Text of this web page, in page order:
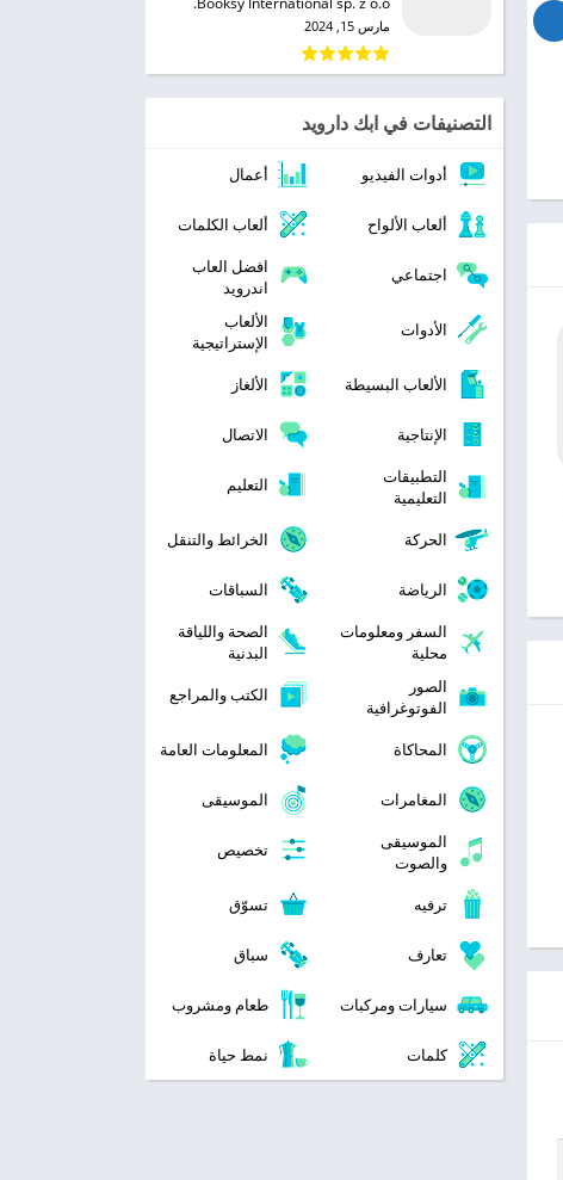
مارس 15, 2024
التصنيفات في ابك دارويد
أدوات الفيديو أعمال
ألعاب الألواح ألعاب الكلمات
اجتماعي
افضل العاب
اندرويد
الأدوات
الألعاب
الإستراتيجية
الألعاب البسيطة
الألغاز
الإنتاجية
الاتصال
التطبيقات
التعليمية
التعليم
الحركة الخرائط والتنقل
الرياضة
السباقات
السفر ومعلومات
محلية
الصحة واللياقة
البدنية
الصور
الفوتوغرافية
الكتب والمراجع
المحاكاة المعلومات العامة
المغامرات
الموسيقى
الموسيقى
والصوت
تخصيص
ترفيه تسوّق
تعارف سباق
سيارات ومركبات طعام ومشروب
كلمات نمط حياة